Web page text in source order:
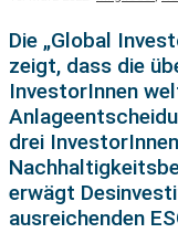
Die „Global
zeigt, dass die
InvestorInnen
drei
erwägt
ausreichenden